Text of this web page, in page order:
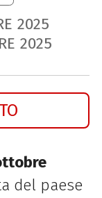
2025
2025
del paese